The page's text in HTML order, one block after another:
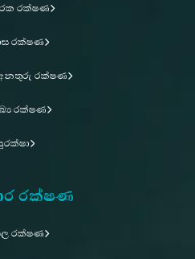
රක්ෂණ
රක්ෂණ
රක්ෂණ
රක්ෂණ
රක්ෂණ
රක්ෂණ